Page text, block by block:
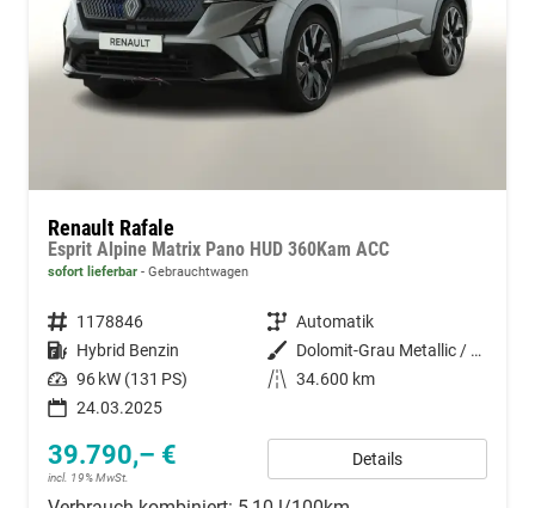
Renault Rafale
Esprit Alpine Matrix Pano HUD 360Kam ACC
sofort lieferbar Gebrauchtwagen
Fahrzeugnummer 1178846 Getriebe Automatik
Kraftstoff Hybrid Benzin Außenfarbe
Dolomit-Grau Metallic / Dach Bla
Leistung 96 kW (131 PS) Kilometerstand 34.600 km
24.03.2025
39.790,– €
incl. 19% MwSt.
Details